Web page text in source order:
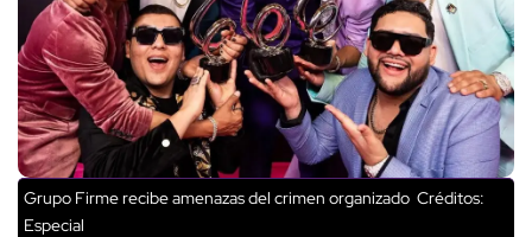
Grupo Firme recibe amenazas del crimen organizado Créditos:
Especial